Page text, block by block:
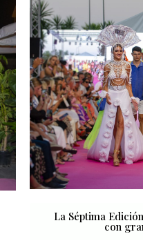
La Séptima
con